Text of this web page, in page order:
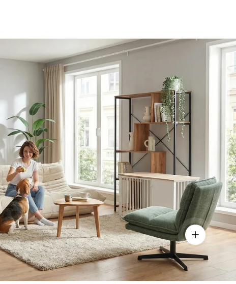
- AMIO H - Büroschrank
anzeigen - Sitzolo 2 - Loungesessel